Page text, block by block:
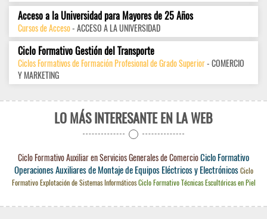
Acceso a la Universidad para Mayores de 25 Años
Cursos de Acceso- ACCESO A LA UNIVERSIDAD
Ciclo Formativo Gestión del Transporte
Ciclos Formativos de Formación Profesional de Grado Superior- COMERCIO
Y MARKETING
LO MÁS INTERESANTE EN LA WEB
Ciclo Formativo Auxiliar en Servicios Generales de ComercioCiclo Formativo
Operaciones Auxiliares de Montaje de Equipos Eléctricos y Electrónicos Ciclo
Formativo Explotación de Sistemas Informáticos Ciclo Formativo Técnicas Escultóricas en Piel